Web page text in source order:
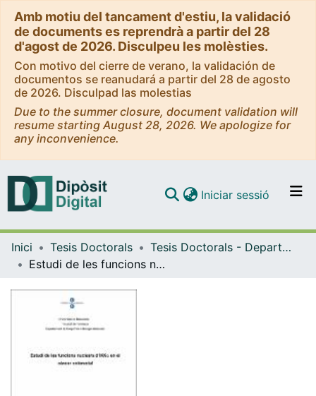
Amb motiu del tancament d'estiu, la validació
de documents es reprendrà a partir del 28
d'agost de 2026. Disculpeu les molèsties.
Con motivo del cierre de verano, la validación de
documentos se reanudará a partir del 28 de agosto
de 2026. Disculpad las molestias
Due to the summer closure, document validation will
resume starting August 28, 2026. We apologize for
any inconvenience.
Navega per tot el DD
Iniciar sessió (current)
Inici Tesis Doctorals
Tesis Doctorals - Departament - Bioquímica i Biologia Molecular (Farmàcia)
Estudi de les funcions nuclears d'IKKAalpha en el càncer colorectal